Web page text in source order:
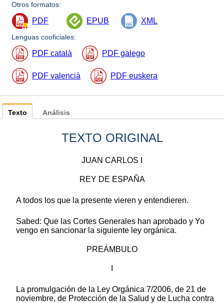
Otros formatos:
PDF EPUB XML
Lenguas cooficiales:
PDF català PDF galego
PDF valencià PDF euskera
Texto
TEXTO ORIGINAL
JUAN CARLOS I
REY DE ESPAÑA
A todos los que la presente vieren y entendieren.
Sabed: Que las Cortes Generales han aprobado y Yo
vengo en sancionar la siguiente ley orgánica.
PREÁMBULO
La promulgación de la Ley Orgánica 7/2006, de 21 de
noviembre, de Protección de la Salud y de Lucha contra
Análisis